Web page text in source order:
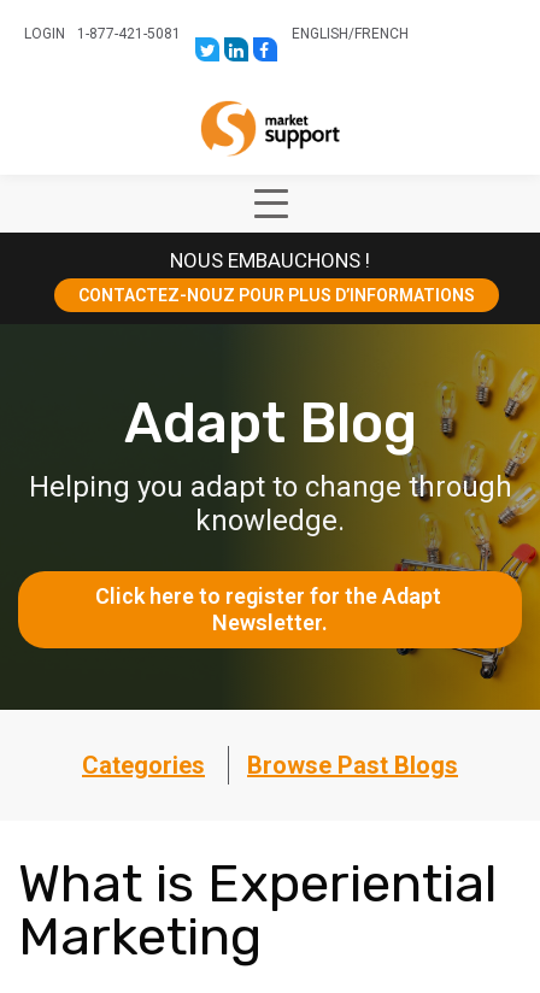
LOGIN
1-877-421-5081
LINK
TO:
LINK
TO:
TRK=BIZ-
COMPANIES-
CYM
LINK
TO:
ENGLISH/FRENCH
Show
Main
Menu
NOUS EMBAUCHONS !
CONTACTEZ-NOUZ POUR PLUS D’INFORMATIONS
Adapt Blog
Helping you adapt to change through
knowledge.
Click here to register for the Adapt
Newsletter.
Categories Browse Past Blogs
What is Experiential
Marketing